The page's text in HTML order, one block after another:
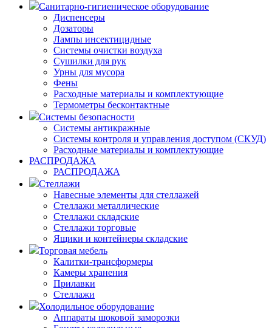
Санитарно-гигиеническое оборудование
Диспенсеры
Дозаторы
Лампы инсектицидные
Системы очистки воздуха
Сушилки для рук
Урны для мусора
Фены
Расходные материалы и комплектующие
Термометры бесконтактные
Системы безопасности
Системы антикражные
Системы контроля и управления доступом (СКУД)
Расходные материалы и комплектующие
РАСПРОДАЖА
РАСПРОДАЖА
Стеллажи
Навесные элементы для стеллажей
Стеллажи металлические
Стеллажи складские
Стеллажи торговые
Ящики и контейнеры складские
Торговая мебель
Калитки-трансформеры
Камеры хранения
Прилавки
Стеллажи
Холодильное оборудование
Аппараты шоковой заморозки